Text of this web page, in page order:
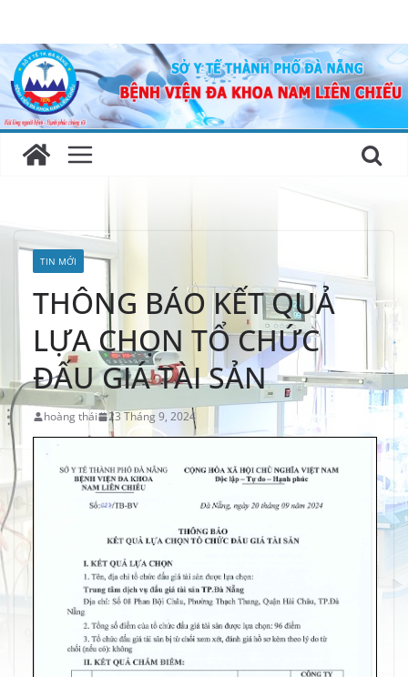
content
TIN MỚI
THÔNG BÁO KẾT QUẢ
LỰA CHỌN TỔ CHỨC
ĐẤU GIÁ TÀI SẢN
hoàng thái 23 Tháng 9, 2024